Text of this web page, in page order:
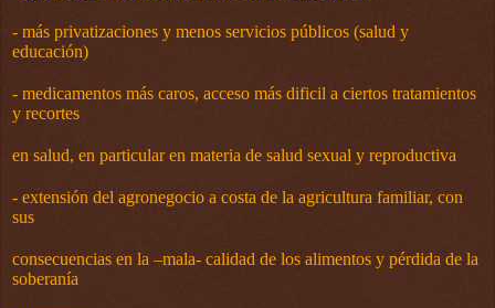
- más privatizaciones y menos servicios públicos (salud y
educación)
- medicamentos más caros, acceso más dificil a ciertos tratamientos
y recortes
en salud, en particular en materia de salud sexual y reproductiva
- extensión del agronegocio a costa de la agricultura familiar, con
sus
consecuencias en la –mala- calidad de los alimentos y pérdida de la
soberanía